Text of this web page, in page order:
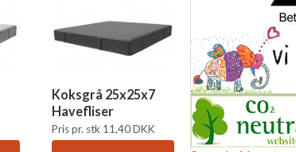
Koksgrå 25x25x7
Havefliser
Pris pr. stk 11,40DKK